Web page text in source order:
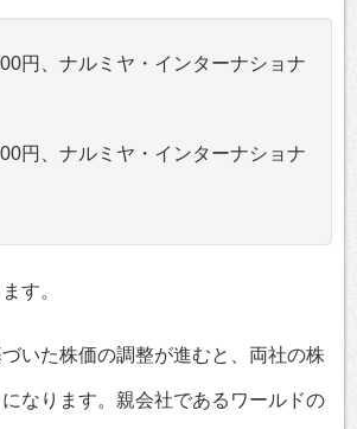
円、ナルミヤ・インターナショナ
円、ナルミヤ・インターナショナ
す。
いた株価の調整が進むと、両社の株
なります。親会社であるワールドの